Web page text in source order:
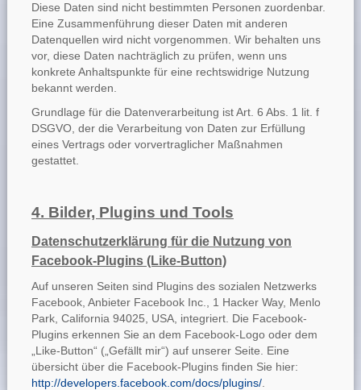
Diese Daten sind nicht bestimmten Personen zuordenbar.
Eine Zusammenführung dieser Daten mit anderen
Datenquellen wird nicht vorgenommen. Wir behalten uns
vor, diese Daten nachträglich zu prüfen, wenn uns
konkrete Anhaltspunkte für eine rechtswidrige Nutzung
bekannt werden.
Grundlage für die Datenverarbeitung ist Art. 6 Abs. 1 lit. f
DSGVO, der die Verarbeitung von Daten zur Erfüllung
eines Vertrags oder vorvertraglicher Maßnahmen
gestattet.
4. Bilder, Plugins und Tools
Datenschutzerklärung für die Nutzung von
Facebook-Plugins (Like-Button)
Auf unseren Seiten sind Plugins des sozialen Netzwerks
Facebook, Anbieter Facebook Inc., 1 Hacker Way, Menlo
Park, California 94025, USA, integriert. Die Facebook-
Plugins erkennen Sie an dem Facebook-Logo oder dem
„Like-Button“ („Gefällt mir“) auf unserer Seite. Eine
übersicht über die Facebook-Plugins finden Sie hier:
http://developers.facebook.com/docs/plugins/.